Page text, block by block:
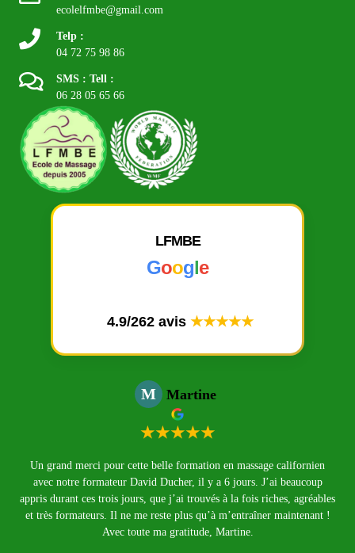
ecolelfmbe@gmail.com
Telp :
04 72 75 98 86
SMS : Tell :
06 28 05 65 66
LFMBE
Google
4.9/262 avis ★★★★★
M Martine
★★★★★
Un grand merci pour cette belle formation en massage californien
avec notre formateur David Ducher, il y a 6 jours. J’ai beaucoup
appris durant ces trois jours, que j’ai trouvés à la fois riches, agréables
et très formateurs. Il ne me reste plus qu’à m’entraîner maintenant !
Avec toute ma gratitude, Martine.